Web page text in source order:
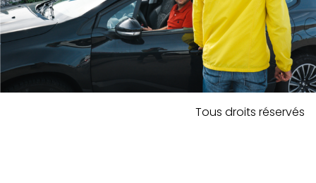
Tous droits réservés